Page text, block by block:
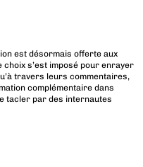
est désormais offerte aux
choix s’est imposé pour enrayer
travers leurs commentaires,
complémentaire dans
tacler par des internautes